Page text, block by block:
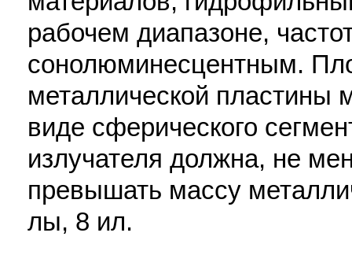
рабочем диапазоне,
сонолюминесцентным.
металлической пластины
виде сферического
излучателя должна, не
превышать массу
лы, 8 ил.